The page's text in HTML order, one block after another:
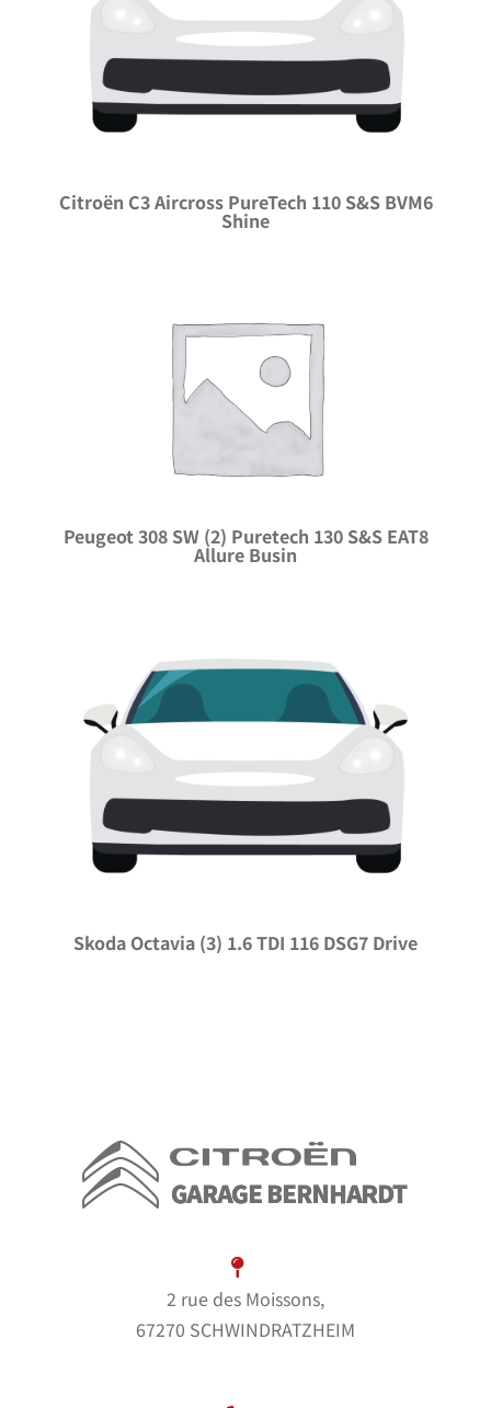
Citroën C3 Aircross PureTech 110 S&S BVM6
Shine
Peugeot 308 SW (2) Puretech 130 S&S EAT8
Allure Busin
Skoda Octavia (3) 1.6 TDI 116 DSG7 Drive
2 rue des Moissons,
67270 SCHWINDRATZHEIM